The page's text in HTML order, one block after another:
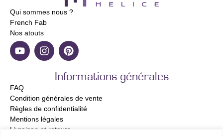
Qui sommes nous ?
French Fab
Nos atouts
Informations générales
FAQ
Condition générales de vente
Règles de confidentialité
Mentions légales
Livraison et retours